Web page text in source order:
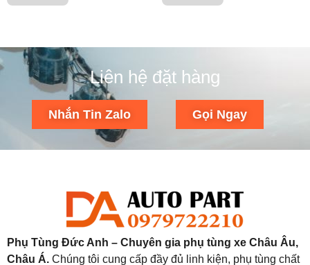
Liên hệ đặt hàng
Nhắn Tin Zalo Gọi Ngay
Phụ Tùng Đức Anh – Chuyên gia phụ tùng xe Châu Âu,
Châu Á. Chúng tôi cung cấp đầy đủ linh kiện, phụ tùng chất